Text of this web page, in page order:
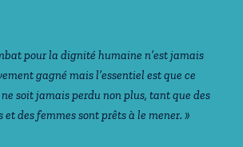
pour la dignité humaine n’est jamais
gagné mais l’essentiel est que ce
soit jamais perdu non plus, tant que des
et des femmes sont prêts à le mener. »